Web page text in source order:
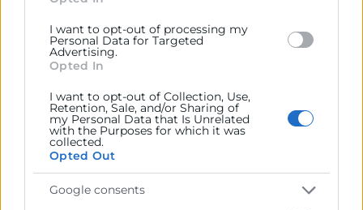
I want to opt-out of processing my
Personal Data for Targeted
Advertising.
Opted In
I want to opt-out of Collection, Use,
Retention, Sale, and/or Sharing of
my Personal Data that Is Unrelated
with the Purposes for which it was
collected.
Opted Out
Google consents
Habilidades necesarias
para un KAM de alto
nivel
El desempeño eficaz del kam exige un
conjunto de habilidades avanzadas que
combinan competencias comerciales,